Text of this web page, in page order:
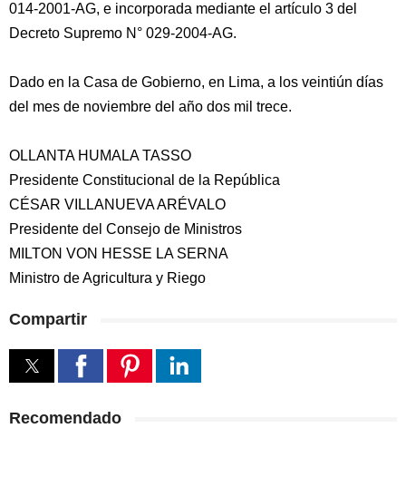
014-2001-AG, e incorporada mediante el artículo 3 del
Decreto Supremo N° 029-2004-AG.
Dado en la Casa de Gobierno, en Lima, a los veintiún días
del mes de noviembre del año dos mil trece.
OLLANTA HUMALA TASSO
Presidente Constitucional de la República
CÉSAR VILLANUEVA ARÉVALO
Presidente del Consejo de Ministros
MILTON VON HESSE LA SERNA
Ministro de Agricultura y Riego
Compartir
Recomendado